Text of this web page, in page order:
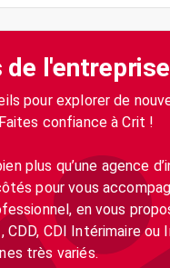
de l'entreprise
pour explorer de
confiance à Crit !
plus qu’une agence
pour vous
en vous
CDD, CDI Intérimaire ou
très variés.